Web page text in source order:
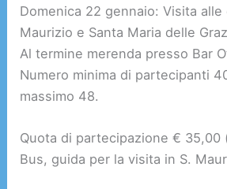
Domenica 22 gennaio: Visita alle
Maurizio e Santa Maria delle
Al termine merenda presso Bar
Numero minima di partecipanti
massimo 48.
Quota di partecipazione € 35,00
Bus, guida per la visita in S.